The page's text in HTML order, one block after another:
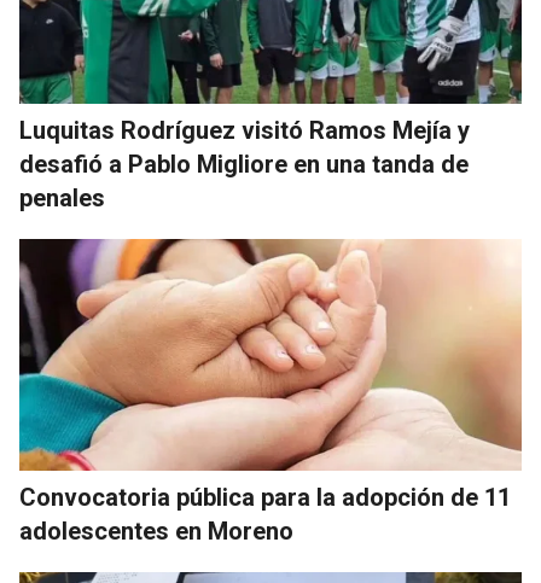
Luquitas Rodríguez visitó Ramos Mejía y
desafió a Pablo Migliore en una tanda de
penales
Convocatoria pública para la adopción de 11
adolescentes en Moreno